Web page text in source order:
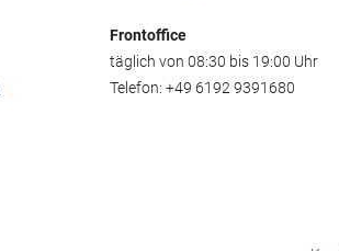
Frontoffice
täglich von 08:30 bis 19:00 Uhr
Telefon: +49 6192 9391680